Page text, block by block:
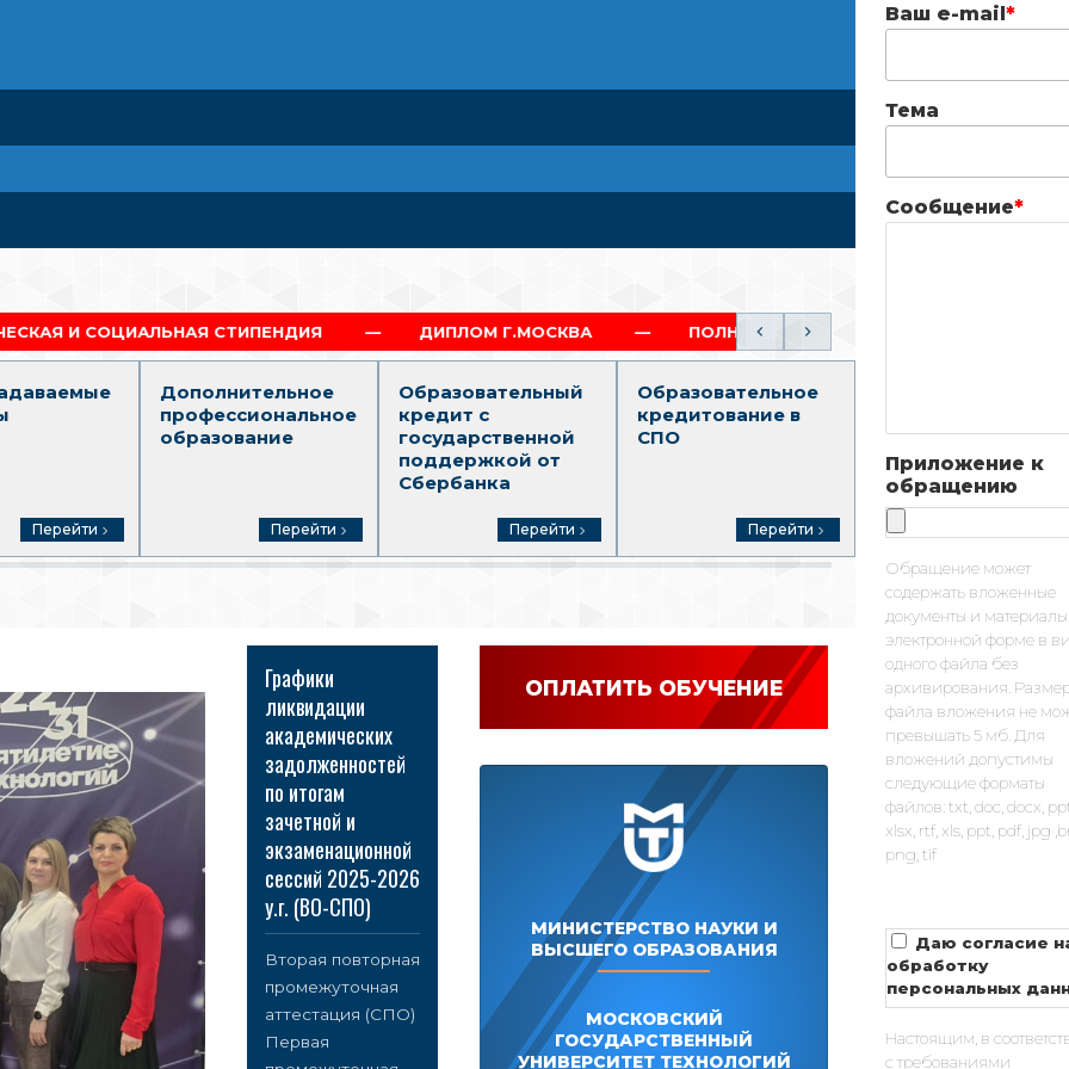
СТИПЕНДИЯ ДИПЛОМ Г.МОСКВА ПОЛНЫЙ ОБРАЗОВАТЕЛЬНЫЙ ТРЕК (СПО-ВО)
Перейти
Дополнительное
профессиональное
образование
Перейти
Образовательный
кредит с
государственной
поддержкой от
Сбербанка
Перейти
Образовательное
кредитование в
СПО
Перейти
образование
ОПЛАТИТЬ ОБУЧЕНИЕ
МИНИСТЕРСТВО НАУКИ И
ВЫСШЕГО ОБРАЗОВАНИЯ
МОСКОВСКИЙ
ГОСУДАРСТВЕННЫЙ
УНИВЕРСИТЕТ ТЕХНОЛОГИЙ
Графики
ликвидации
академических
задолженностей
по итогам
зачетной и
экзаменационной
сессий 2025-2026
у.г. (ВО-СПО)
Вторая повторная
промежуточная
аттестация (СПО)
Первая
Ваш e-mail *
Тема
Сообщение*
Приложение к
обращению
Обращение может
содержать вложенные
документы и
электронной форме в
одного файла без
архивирования.
файла вложения не
превышать 5 мб. Для
вложений допустимы
следующие форматы
файлов: txt, doc, docx,
xlsx, rtf, xls, ppt, pdf, jpg
png, tif
Даю согласие
обработку
персональных
Настоящим, в
с требованиями